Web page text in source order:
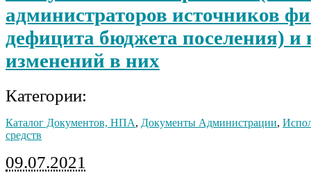
администраторов источников
дефицита бюджета поселения) и
изменений в них
Категории:
Каталог Документов, НПА, Документы Администрации,
средств
09.07.2021